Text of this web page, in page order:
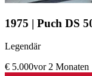
1975 | Puch DS
Legendär
€ 5.000vor 2 Monaten